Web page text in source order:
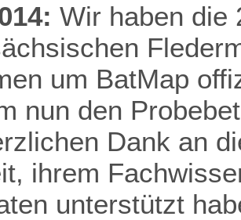
Wir haben die
um BatMap
nun den
Dank an
ihrem
unterstützt